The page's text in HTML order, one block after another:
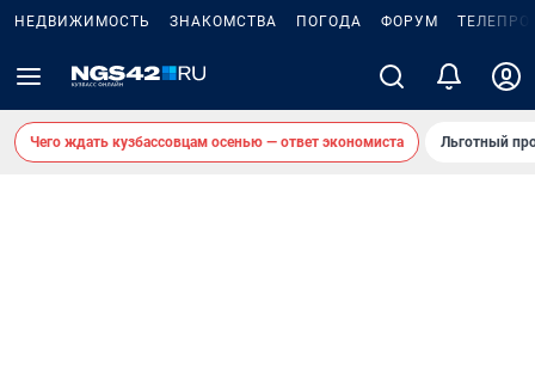
НЕДВИЖИМОСТЬ ЗНАКОМСТВА ПОГОДА ФОРУМ
Чего ждать кузбассовцам осенью — ответ экономиста Льготный